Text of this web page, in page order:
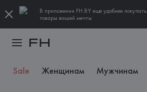
В приложении FH.BY еще удобнее покупать
товары вашей мечты
Sale Женщинам Мужчинам